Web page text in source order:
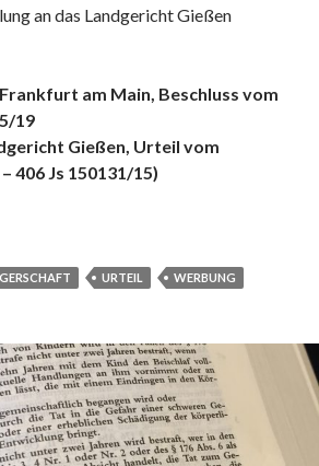
an das Landgericht Gießen
am Main, Beschluss vom
19
Gießen, Urteil vom
406 Js 150131/15)
für Schwangerschaftsabbruch im Fall
URTEIL WERBUNG